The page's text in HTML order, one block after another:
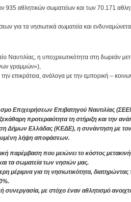
935 αθλητικών σωματείων και των 70.171
για τα νησιωτικά σωματεία και
Ναυτιλίας, η υποχρεωτικότητα στη δωρεάν
γραμμών»),
επικράτεια, ανάλογα με την εμπορική –
Επιχειρήσεων Επιβατηγού Ναυτιλίας
προτεραιότητα τη στήριξη και την
Ελλάδας (ΚΕΔΕ), η συνάντηση με τον
λήψη αποφάσεων.
παρέμβαση που μειώνει το κόστος
τα σωματεία των νησιών μας.
μέριμνα για τη νησιωτικότητα,
συνεργασία, με στόχο έναν αθλητισμό